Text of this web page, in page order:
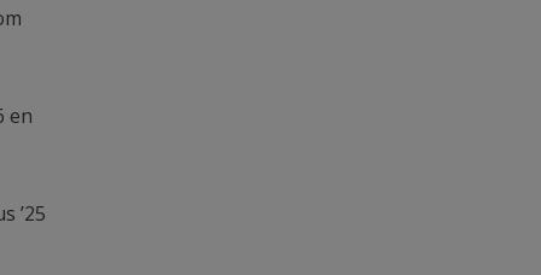
en
’25